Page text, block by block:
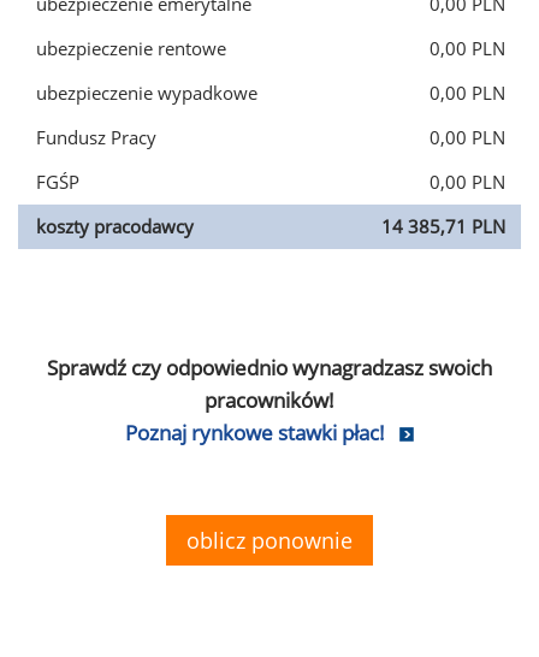
ubezpieczenie rentowe
0,00 PLN
ubezpieczenie wypadkowe
0,00 PLN
Fundusz Pracy
0,00 PLN
FGŚP
0,00 PLN
koszty pracodawcy
14 385,71 PLN
Sprawdź czy odpowiednio wynagradzasz swoich
pracowników!
Poznaj rynkowe stawki płac!
oblicz ponownie